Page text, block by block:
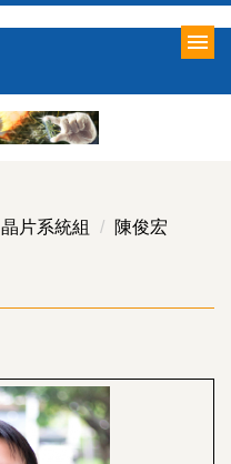
晶片系統組 陳俊宏